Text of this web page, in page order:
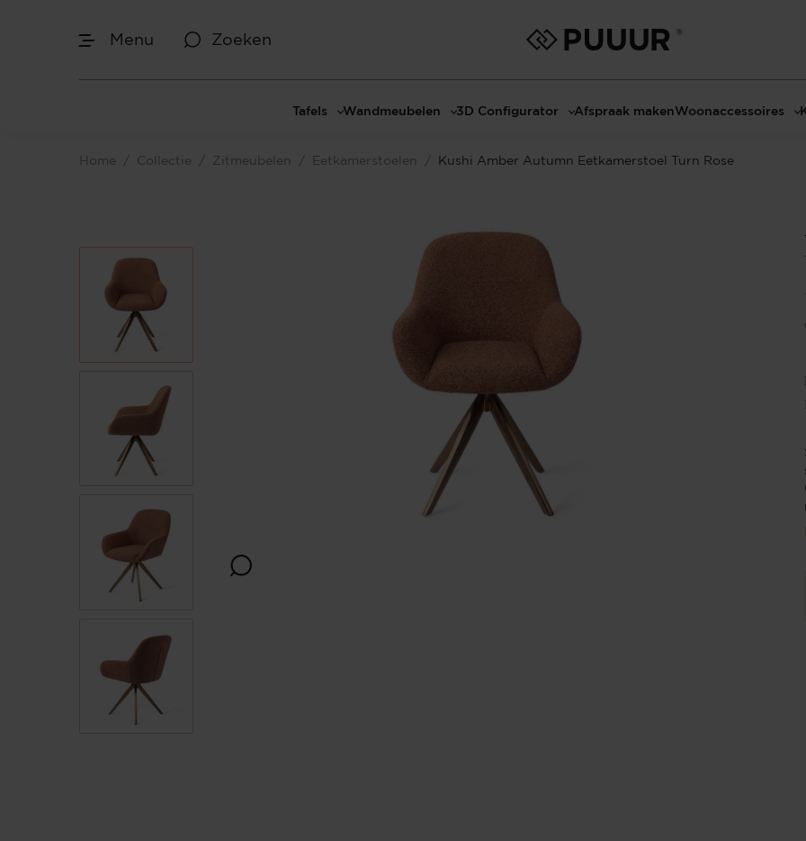
Menu Zoeken
Tafels Wandmeubelen
TV-wandmeubels
Vakkenkasten
Dressoirs
Make-up tafels
3D Configurator
3D TV-Paneel configurator
Afspraak makenWoonaccessoires
Home / Collectie / Zitmeubelen / Eetkamerstoelen / Kushi Amber Autumn Eetkamerstoel Turn Rose